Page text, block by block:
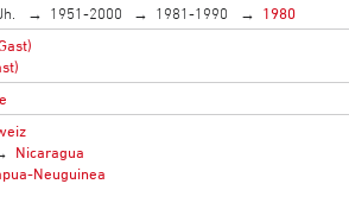
1951-2000 1981-1990
1980
Nicaragua
Neuguinea